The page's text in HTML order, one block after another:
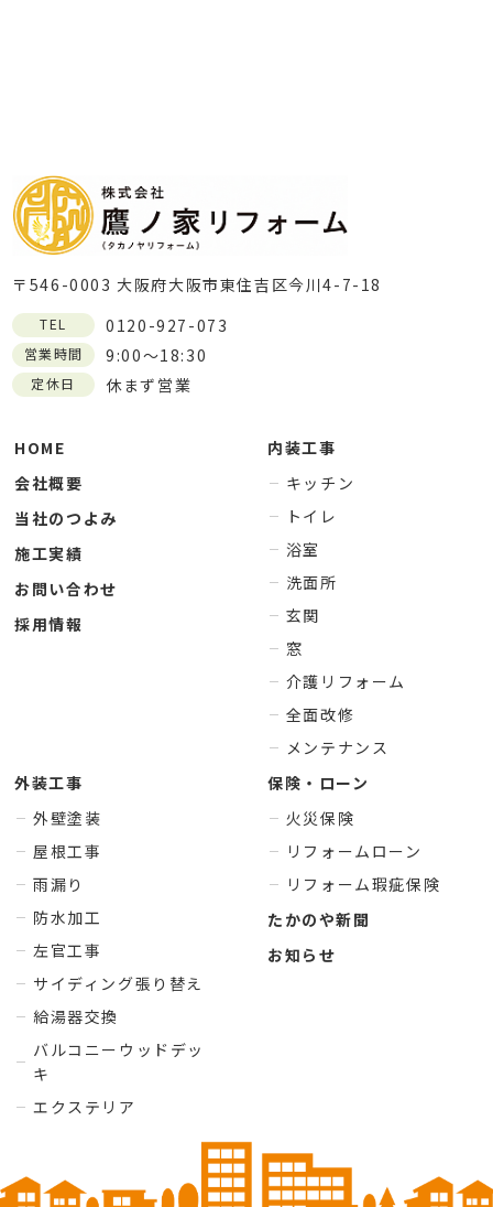
〒546-0003 大阪府大阪市東住吉区今川4-7-18
TEL 0120-927-073
営業時間 9:00～18:30
定休日 休まず営業
HOME
会社概要
当社のつよみ
施工実績
お問い合わせ
採用情報
内装工事
キッチン
トイレ
浴室
洗面所
玄関
窓
介護リフォーム
全面改修
メンテナンス
外装工事
外壁塗装
屋根工事
雨漏り
防水加工
左官工事
サイディング張り替え
給湯器交換
バルコニーウッドデッ
キ
エクステリア
保険・ローン
火災保険
リフォームローン
リフォーム瑕疵保険
たかのや新聞
お知らせ